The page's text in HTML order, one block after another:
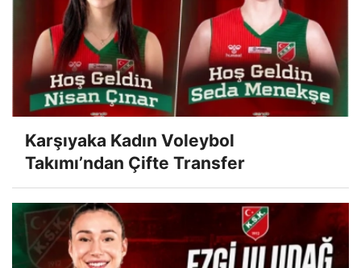
Karşıyaka Kadın Voleybol
Takımı’ndan Çifte Transfer